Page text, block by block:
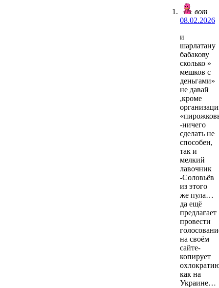
вот
08.02.2026
и
шарлатану
бабакову
сколько »
мешков с
деньгами»
не давай
,кроме
-ничего
сделать не
способен,
так и
мелкий
лавочник
-Соловьёв
из этого
же пула…
да ещё
предлагает
провести
на своём
сайте-
копирует
как на
Украине…